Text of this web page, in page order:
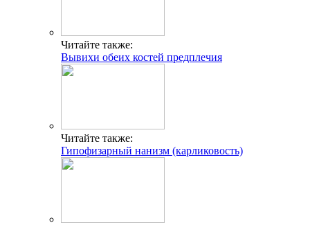
Читайте также:
Вывихи обеих костей предплечия
Читайте также:
Гипофизарный нанизм (карликовость)